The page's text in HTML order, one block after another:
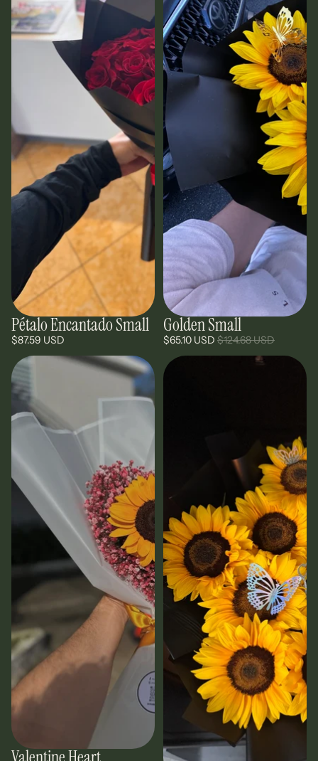
Pétalo Encantado Small
$87.59 USD
Oferta
Golden Small
$65.10 USD $124.68 USD
Oferta